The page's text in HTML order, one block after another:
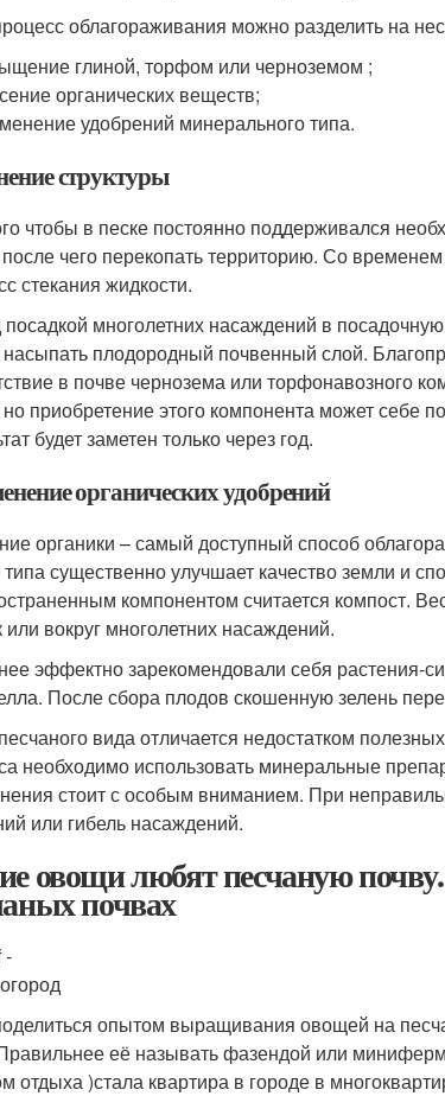
облагораживания можно разделить на
глиной, торфом или черноземом ;
органических веществ;
удобрений минерального типа.
структуры
чтобы в песке постоянно поддерживался
после чего перекопать территорию. Со
стекания жидкости.
многолетних насаждений в
плодородный почвенный слой.
в почве чернозема или торфонавозного
приобретение этого компонента может себе
будет заметен только через год.
органических удобрений
органики – самый доступный способ
типа существенно улучшает качество земли и
компонентом считается компост.
или вокруг многолетних насаждений.
эффектно зарекомендовали себя растения-
После сбора плодов скошенную зелень
вида отличается недостатком
необходимо использовать минеральные
стоит с особым вниманием. При
или гибель насаждений.
овощи любят песчаную
почвах
-
опытом выращивания овощей на
её называть фазендой или
отдыха )стала квартира в городе в